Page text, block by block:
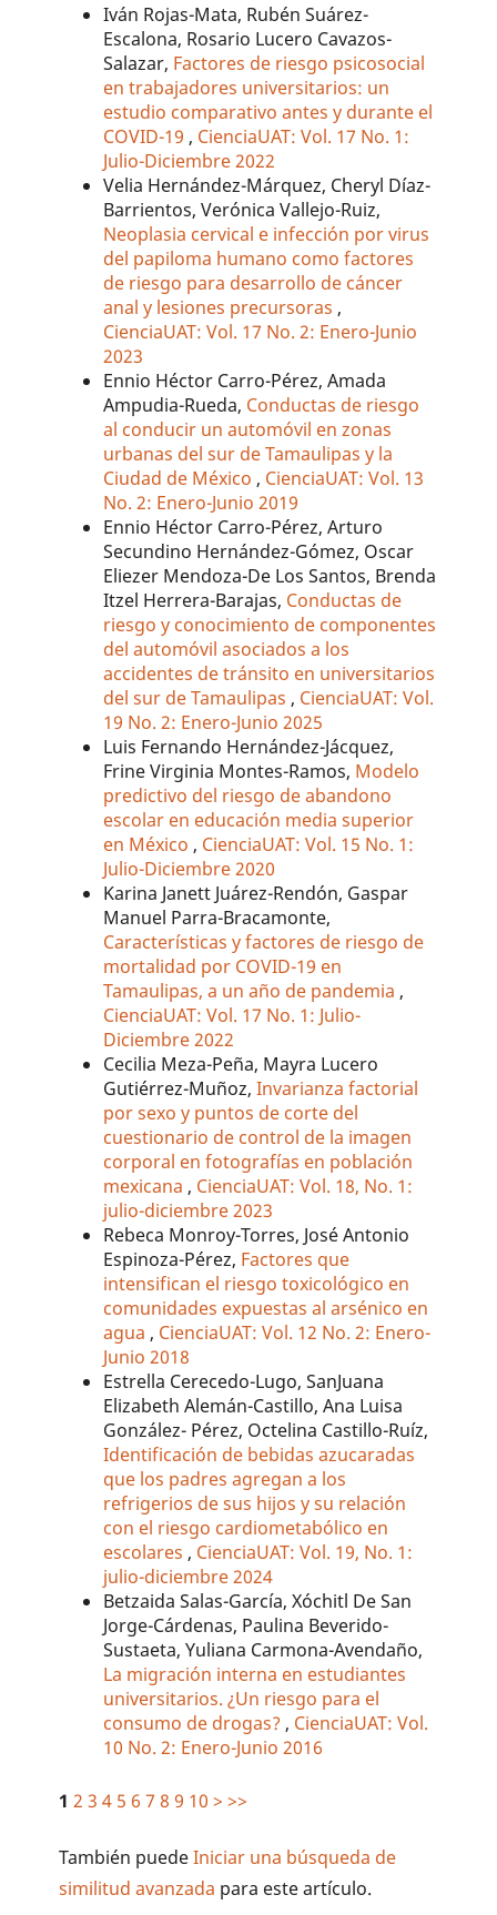
Iván Rojas-Mata, Rubén Suárez-
Escalona, Rosario Lucero Cavazos-
Salazar, Factores de riesgo psicosocial
en trabajadores universitarios: un
estudio comparativo antes y durante el
COVID-19 , CienciaUAT: Vol. 17 No. 1:
Julio-Diciembre 2022
Velia Hernández-Márquez, Cheryl Díaz-
Barrientos, Verónica Vallejo-Ruiz,
Neoplasia cervical e infección por virus
del papiloma humano como factores
de riesgo para desarrollo de cáncer
anal y lesiones precursoras ,
CienciaUAT: Vol. 17 No. 2: Enero-Junio
2023
Ennio Héctor Carro-Pérez, Amada
Ampudia-Rueda, Conductas de riesgo
al conducir un automóvil en zonas
urbanas del sur de Tamaulipas y la
Ciudad de México , CienciaUAT: Vol. 13
No. 2: Enero-Junio 2019
Ennio Héctor Carro-Pérez, Arturo
Secundino Hernández-Gómez, Oscar
Eliezer Mendoza-De Los Santos, Brenda
Itzel Herrera-Barajas, Conductas de
riesgo y conocimiento de componentes
del automóvil asociados a los
accidentes de tránsito en universitarios
del sur de Tamaulipas , CienciaUAT: Vol.
19 No. 2: Enero-Junio 2025
Luis Fernando Hernández-Jácquez,
Frine Virginia Montes-Ramos, Modelo
predictivo del riesgo de abandono
escolar en educación media superior
en México , CienciaUAT: Vol. 15 No. 1:
Julio-Diciembre 2020
Karina Janett Juárez-Rendón, Gaspar
Manuel Parra-Bracamonte,
Características y factores de riesgo de
mortalidad por COVID-19 en
Tamaulipas, a un año de pandemia ,
CienciaUAT: Vol. 17 No. 1: Julio-
Diciembre 2022
Cecilia Meza-Peña, Mayra Lucero
Gutiérrez-Muñoz,Invarianza factorial
por sexo y puntos de corte del
cuestionario de control de la imagen
corporal en fotografías en población
mexicana , CienciaUAT: Vol. 18, No. 1:
julio-diciembre 2023
Rebeca Monroy-Torres, José Antonio
Espinoza-Pérez, Factores que
intensifican el riesgo toxicológico en
comunidades expuestas al arsénico en
agua , CienciaUAT: Vol. 12 No. 2: Enero-
Junio 2018
Estrella Cerecedo-Lugo, SanJuana
Elizabeth Alemán-Castillo, Ana Luisa
González- Pérez, Octelina Castillo-Ruíz,
Identificación de bebidas azucaradas
que los padres agregan a los
refrigerios de sus hijos y su relación
con el riesgo cardiometabólico en
escolares , CienciaUAT: Vol. 19, No. 1:
julio-diciembre 2024
Betzaida Salas-García, Xóchitl De San
Jorge-Cárdenas, Paulina Beverido-
Sustaeta, Yuliana Carmona-Avendaño,
La migración interna en estudiantes
universitarios. ¿Un riesgo para el
consumo de drogas? , CienciaUAT: Vol.
10 No. 2: Enero-Junio 2016
1 2 3 4 5 6 7 8 9 10 > >>
También puedeIniciar una búsqueda de
similitud avanzada para este artículo.